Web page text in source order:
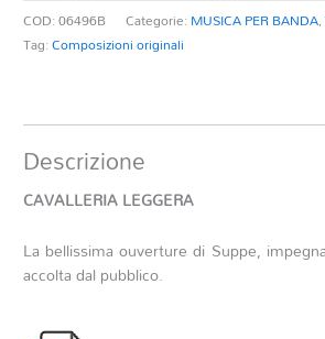
COD:06496B Categorie: MUSICA PER BANDA,
Tag:Composizioni originali
Descrizione
CAVALLERIA LEGGERA
La bellissima ouverture di Suppe,
accolta dal pubblico.